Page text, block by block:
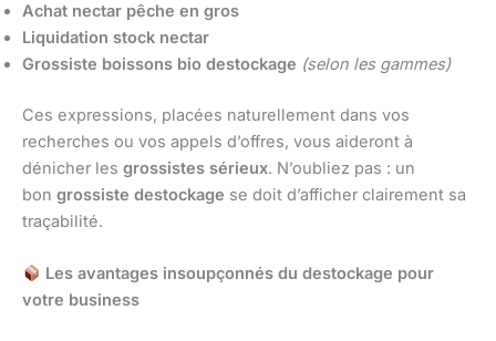
Achat nectar pêche en gros
Liquidation stock nectar
Grossiste boissons bio destockage (selon les gammes)
Ces expressions, placées naturellement dans vos
recherches ou vos appels d’offres, vous aideront à
dénicher les grossistes sérieux. N’oubliez pas : un
bon grossiste destockage se doit d’afficher clairement sa
traçabilité.
Les avantages insoupçonnés du destockage pour
votre business